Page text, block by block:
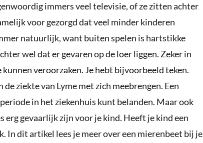
immers veel televisie, of ze zitten achter
voor gezorgd dat veel minder kinderen
natuurlijk, want buiten spelen is hartstikke
wel dat er gevaren op de loer liggen. Zeker in
veroorzaken. Je hebt bijvoorbeeld teken.
ziekte van Lyme met zich meebrengen. Een
in het ziekenhuis kunt belanden. Maar ook
gevaarlijk zijn voor je kind. Heeft je kind een
In dit artikel lees je meer over een mierenbeet bij je